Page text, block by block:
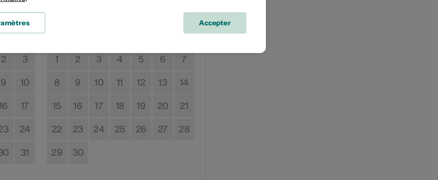
Di
2 3
9 10
17
24
31
Di
1 2 3 4 5 6 7
8 9 10 11 12 13 14
15 16 17 18 19 20 21
22 23 24 25 26 27 28
29 30
Accepter